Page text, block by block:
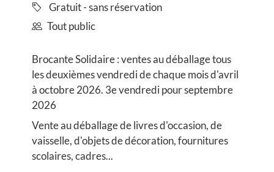
Gratuit - sans réservation
Tout public
Brocante Solidaire : ventes au déballage tous
les deuxièmes vendredi de chaque mois d'avril
à octobre 2026. 3e vendredi pour septembre
2026
Vente au déballage de livres d'occasion, de
vaisselle, d'objets de décoration, fournitures
scolaires, cadres...